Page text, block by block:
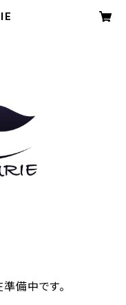
備中です。